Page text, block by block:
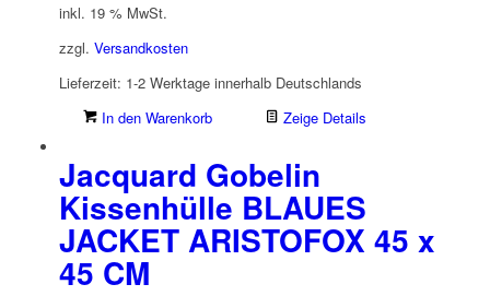
inkl. 19 % MwSt.
zzgl. Versandkosten
Lieferzeit: 1-2 Werktage innerhalb Deutschlands
In den Warenkorb
Zeige Details
Jacquard Gobelin
Kissenhülle BLAUES
JACKET ARISTOFOX 45 x
45 CM